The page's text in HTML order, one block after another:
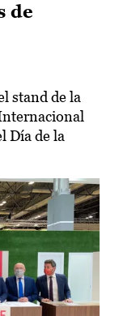
de
stand de la
Día de la